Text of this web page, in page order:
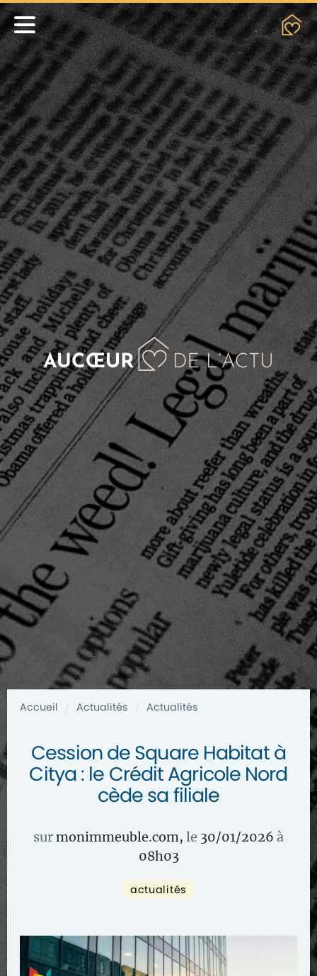
Accueil Actualités Actualités
Cession de Square Habitat à
Citya : le Crédit Agricole Nord
cède sa filiale
surmonimmeuble.com, le 30/01/2026 à
08h03
actualités